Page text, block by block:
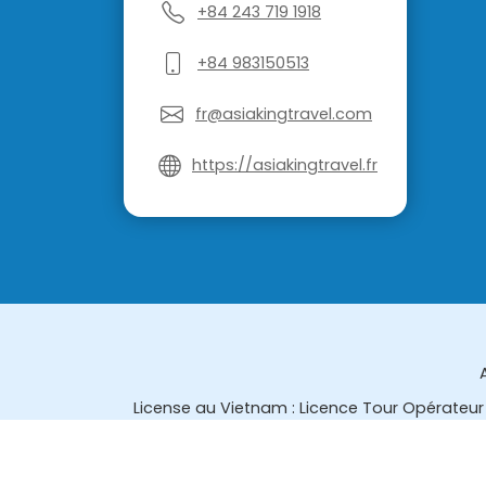
+84 243 719 1918
+84 983150513
fr@asiakingtravel.com
https://asiakingtravel.fr
License au Vietnam : Licence Tour